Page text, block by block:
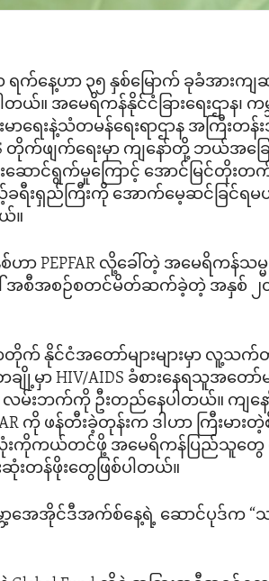
ရက်နေ့ဟာ ၃၅ နှစ်မြောက် ခုခံအားကျ
ါတယ်။ အမေရိကန်နိုင်ငံခြားရေးဌာန၊
းမာရေးနဲ့သံတမန်ရေးရာဌာန အကြီးတ
တိုက်ဖျက်ရေးမှာ ကျနော်တို့ ဘယ်
င်းဆောင်ရွက်မှုကြောင့် အောင်မြင်တို
ခရီးရှည်ကြီးကို အောက်မေ့ဆင်ခြင်ရ
။
နှစ်ဟာ PEPFAR လို့ခေါ်တဲ့ အမေရိ
ါ် အစီအစဉ်စတင်မိတ်ဆက်ခဲ့တဲ့ အနှစ် ၂၀
တိုက် နိုင်ငံအတော်များများမှာ လူ့
ျို့မှာ HIV/AIDS ခံစားနေရသူအတေ
းဘက်ကို ဦးတည်နေပါတယ်။ ကျန
ကို ဖန်တီးခဲ့တုန်းက ဒါဟာ ကြီး
းကိုကယ်တင်ဖို့ အမေရိကန်ပြည်သူတွ
ဆုံးတန်ဖိုးတွေဖြစ်ပါတယ်။
ဘာ့အေအိုင်ဒီအက်စ်နေ့ရဲ့ ဆောင်ပုဒ်က “